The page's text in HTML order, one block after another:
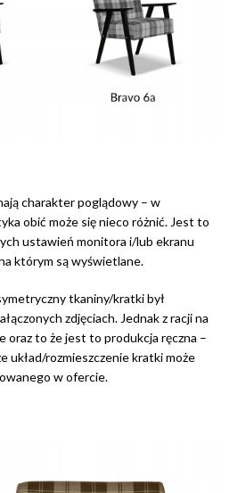
charakter poglądowy – w
obić może się nieco różnić. Jest to
ustawień monitora i/lub ekranu
którym są wyświetlane.
tkaniny/kratki był
zdjęciach. Jednak z racji na
oraz to że jest to produkcja ręczna –
układ/rozmieszczenie kratki może
w ofercie.